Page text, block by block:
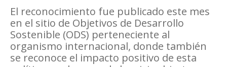
El reconocimiento fue publicado este mes
en el sitio de Objetivos de Desarrollo
Sostenible (ODS) perteneciente al
organismo internacional, donde también
se reconoce el impacto positivo de esta